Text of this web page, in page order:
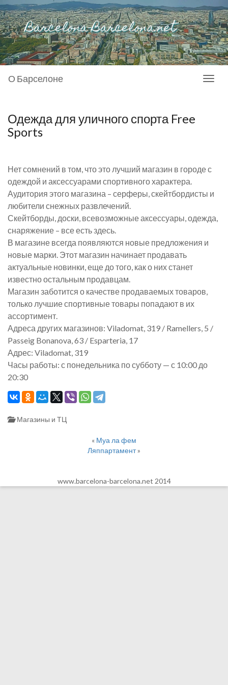
О Барселоне
Одежда для уличного спорта Free
Sports
Нет сомнений в том, что это лучший магазин в городе с
одеждой и аксессуарами спортивного характера.
Аудитория этого магазина – серферы, скейтбордисты и
любители снежных развлечений.
Скейтборды, доски, всевозможные аксессуары, одежда,
снаряжение – все есть здесь.
В магазине всегда появляются новые предложения и
новые марки. Этот магазин начинает продавать
актуальные новинки, еще до того, как о них станет
известно остальным продавцам.
Магазин заботится о качестве продаваемых товаров,
только лучшие спортивные товары попадают в их
ассортимент.
Адреса других магазинов: Viladomat, 319 / Ramellers, 5 /
Passeig Bonanova, 63 / Esparteria, 17
Адрес: Viladomat, 319
Часы работы: с понедельника по субботу — с 10:00 до
20:30
Магазины и ТЦ
« Муа ла фем
Ляппартамент»
www.barcelona-barcelona.net 2014